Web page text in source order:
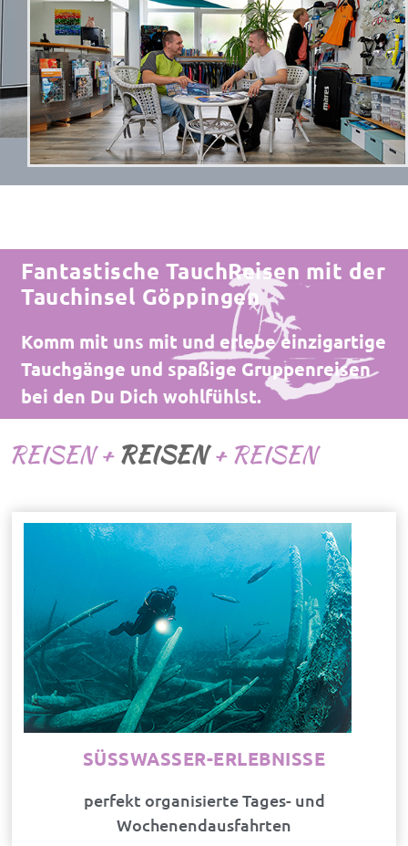
Fantastische TauchReisen mit der
Tauchinsel Göppingen
Komm mit uns mit und erlebe einzigartige
Tauchgänge und spaßige Gruppenreisen
bei den Du Dich wohlfühlst.
REISEN +REISEN+ REISEN
SÜSSWASSER-ERLEBNISSE
perfekt organisierte Tages- und
Wochenendausfahrten